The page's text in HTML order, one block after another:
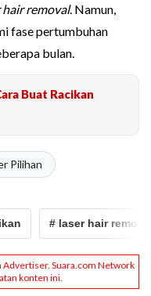
hair removal. Namun,
fase pertumbuhan
bulan.
Buat Racikan
Pilihan
# laser hair removal